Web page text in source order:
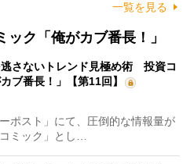
一覧を見る
ク「俺がカブ番長！」
逃さないトレンド見極め術 投資コ
ブ番長！」【第11回】
ポスト」にて、圧倒的な情報量が
ミック」とし…